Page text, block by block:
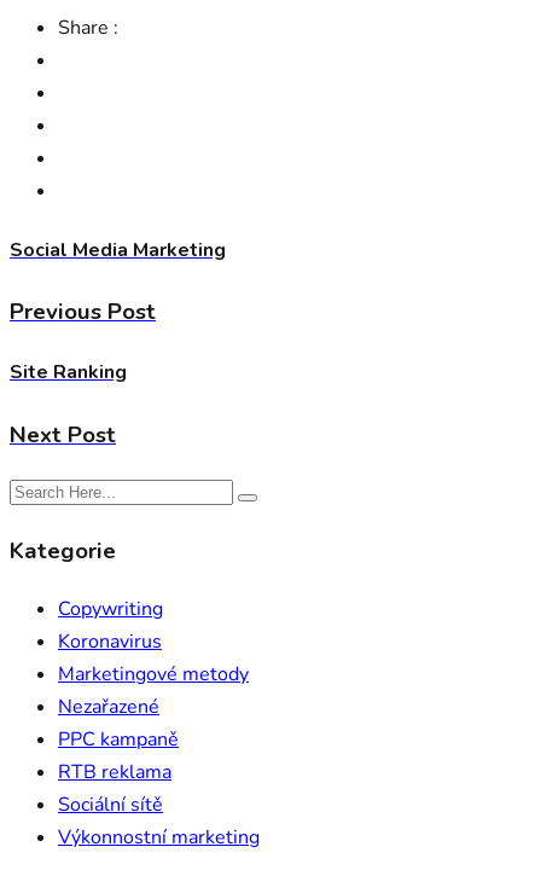
Share :
Social Media Marketing
Previous Post
Site Ranking
Next Post
Kategorie
Copywriting
Koronavirus
Marketingové metody
Nezařazené
PPC kampaně
RTB reklama
Sociální sítě
Výkonnostní marketing